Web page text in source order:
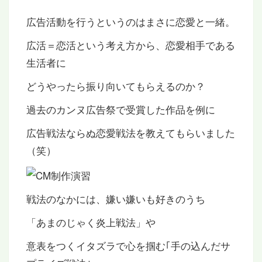
広告活動を行うというのはまさに恋愛と一緒。
広活＝恋活という考え方から、恋愛相手である
生活者に
どうやったら振り向いてもらえるのか？
過去のカンヌ広告祭で受賞した作品を例に
広告戦法ならぬ恋愛戦法を教えてもらいました
（笑）
戦法のなかには、嫌い嫌いも好きのうち
「あまのじゃく炎上戦法」や
意表をつくイタズラで心を掴む｢手の込んだサ